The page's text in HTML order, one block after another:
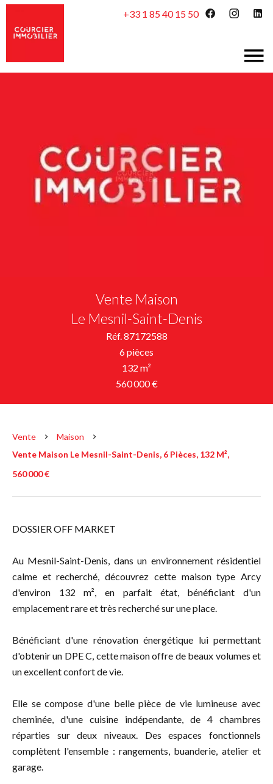
+33 1 85 40 15 50
Vente Maison
Le Mesnil-Saint-Denis
Réf. 87172588
6 pièces
132 m²
560 000 €
Vente
Maison
Vente Maison Le Mesnil-Saint-Denis, 6 Pièces, 132 M²,
560 000 €
DOSSIER OFF MARKET
Au Mesnil-Saint-Denis, dans un environnement résidentiel
calme et recherché, découvrez cette maison type Arcy
d'environ 132 m², en parfait état, bénéficiant d'un
emplacement rare et très recherché sur une place.
Bénéficiant d'une rénovation énergétique lui permettant
d'obtenir un DPE C, cette maison offre de beaux volumes et
un excellent confort de vie.
Elle se compose d'une belle pièce de vie lumineuse avec
cheminée, d'une cuisine indépendante, de 4 chambres
réparties sur deux niveaux. Des espaces fonctionnels
complètent l'ensemble : rangements, buanderie, atelier et
garage.